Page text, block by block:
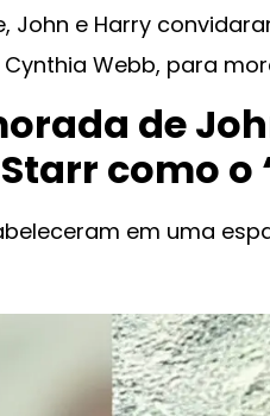
John e Harry
Webb, para
de
como o
em uma